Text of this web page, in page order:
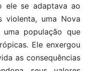
ele se adaptava ao
violenta, uma Nova
população que
Ele enxergou
as consequências